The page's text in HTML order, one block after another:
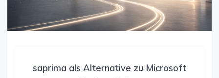
saprima als Alternative zu Microsoft